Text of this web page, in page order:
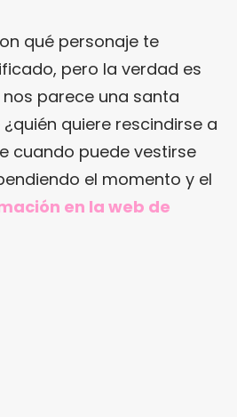
qué personaje te
pero la verdad es
parece una santa
quiere rescindirse a
cuando puede vestirse
el momento y el
en la web de